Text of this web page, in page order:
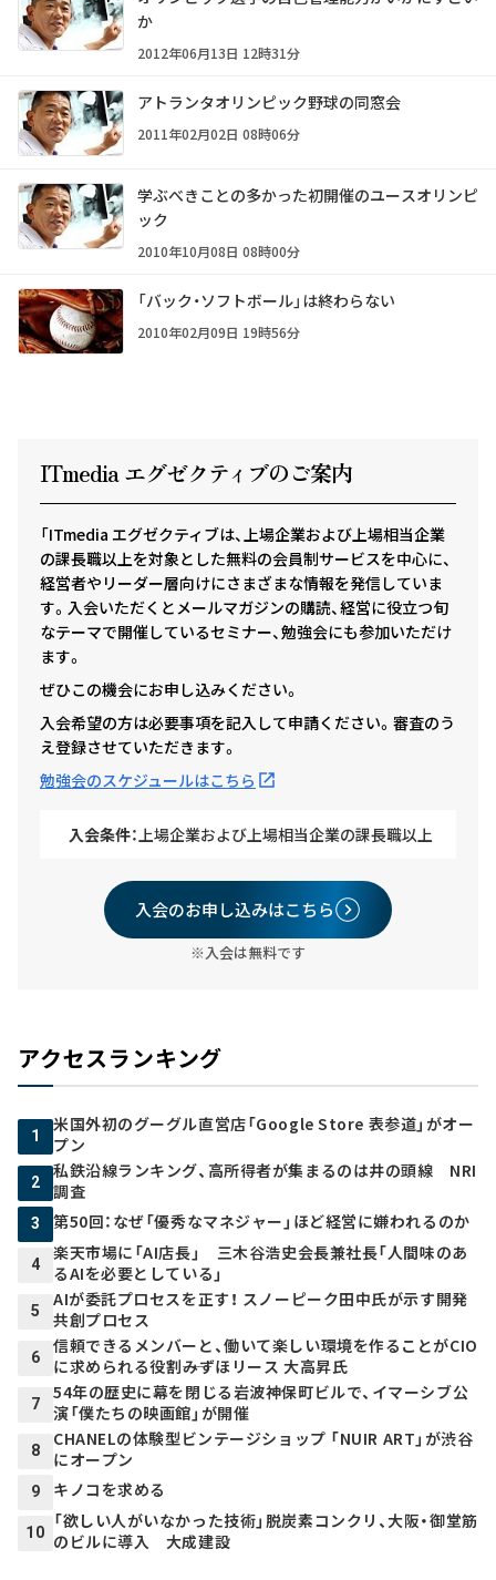
か
2012年06月13日 12時31分
アトランタオリンピック野球の同窓会
2011年02月02日 08時06分
学ぶべきことの多かった初開催のユースオリンピ
ック
2010年10月08日 08時00分
「バック・ソフトボール」は終わらない
2010年02月09日 19時56分
ITmedia エグゼクティ ブのご案内
「ITmedia エグゼクティブは、上場企業および上場相当企業
の課長職以上を対象とした無料の会員制サービスを中心に、
経営者やリーダー層向けにさまざまな情報を発信していま
す。入会いただくとメールマガジンの購読、経営に役立つ旬
なテーマで開催しているセミナー、勉強会にも参加いただけ
ます。
ぜひこの機会にお申し込みください。
入会希望の方は必要事項を記入して申請ください。審査のう
え登録させていただきます。
勉強会のスケジュールはこちら
入会条件： 上場企業および上場相当企業の課長職以上
入会のお申し込みはこちら
※入会は無料です
アクセスランキング
1
米国外初のグーグル直営店「Google Store 表参道」がオー
プン
2
私鉄沿線ランキング、高所得者が集まるのは井の頭線 NRI
調査
3 第50回：なぜ「優秀なマネジャー」ほど経営に嫌われるのか
4
楽天市場に「AI店長」 三木谷浩史会長兼社長「人間味のあ
るAIを必要としている」
5
AIが委託プロセスを正す！ スノーピーク田中氏が示す開発
共創プロセス
6
信頼できるメンバーと、働いて楽しい環境を作ることがCIO
に求められる役割――みずほリース 大高昇氏
7
54年の歴史に幕を閉じる岩波神保町ビルで、イマーシブ公
演「僕たちの映画館」が開催
8
CHANELの体験型ビンテージショップ 「NUIR ART」が渋谷
にオープン
9 キノコを求める
10
「欲しい人がいなかった技術」脱炭素コンクリ、大阪・御堂筋
のビルに導入 大成建設